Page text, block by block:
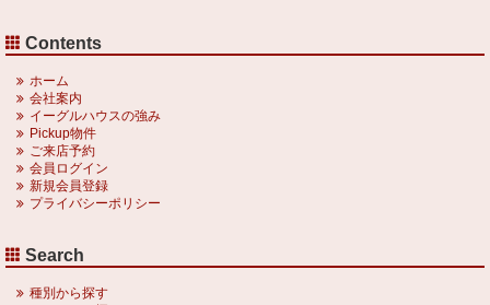
Contents
ホーム
会社案内
イーグルハウスの強み
Pickup物件
ご来店予約
会員ログイン
新規会員登録
プライバシーポリシー
Search
種別から探す